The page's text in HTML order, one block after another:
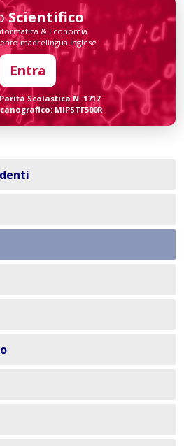
Scientifico
& Economia
madrelingua Inglese
Entra
Scolastica N. 1717
MIPSTF500R